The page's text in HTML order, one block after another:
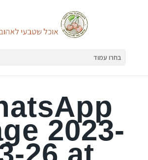
בחרו עמוד
2023-